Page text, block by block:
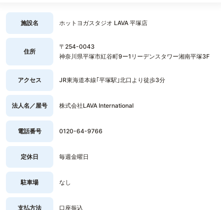
施設名 ホットヨガスタジオ LAVA 平塚店
住所
〒254-0043
神奈川県平塚市紅谷町9ー1リーデンスタワー湘南平塚3F
アクセス JR東海道本線｢平塚駅｣北口より徒歩3分
法人名／屋号 株式会社LAVA International
電話番号 0120-64-9766
定休日 毎週金曜日
駐車場 なし
支払方法 口座振込